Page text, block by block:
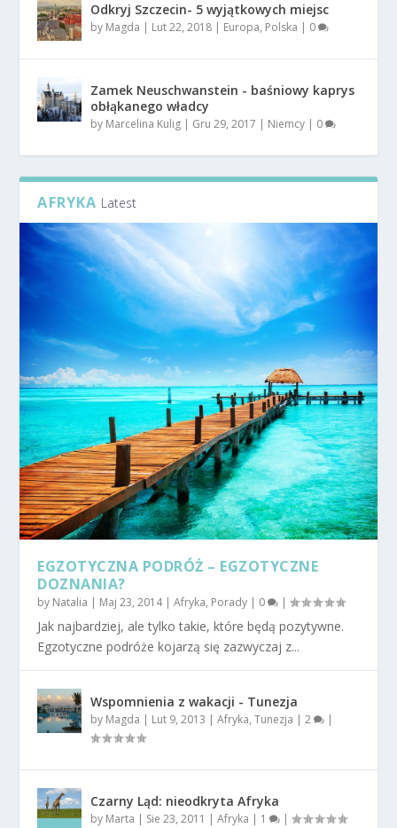
Odkryj Szczecin- 5 wyjątkowych miejsc
by Magda | Lut 22, 2018 | Europa, Polska | 0
Zamek Neuschwanstein - baśniowy kaprys
obłąkanego władcy
by Marcelina Kulig | Gru 29, 2017 | Niemcy | 0
AFRYKA Latest
EGZOTYCZNA PODRÓŻ – EGZOTYCZNE
DOZNANIA?
by Natalia Maj 23, 2014|Afryka, Porady 0 |
Jak najbardziej, ale tylko takie, które będą pozytywne.
Egzotyczne podróże kojarzą się zazwyczaj z...
Wspomnienia z wakacji - Tunezja
by Magda Lut 9, 2013 |Afryka,Tunezja |2
Czarny Ląd: nieodkryta Afryka
by Marta Sie 23, 2011 |Afryka 1 |